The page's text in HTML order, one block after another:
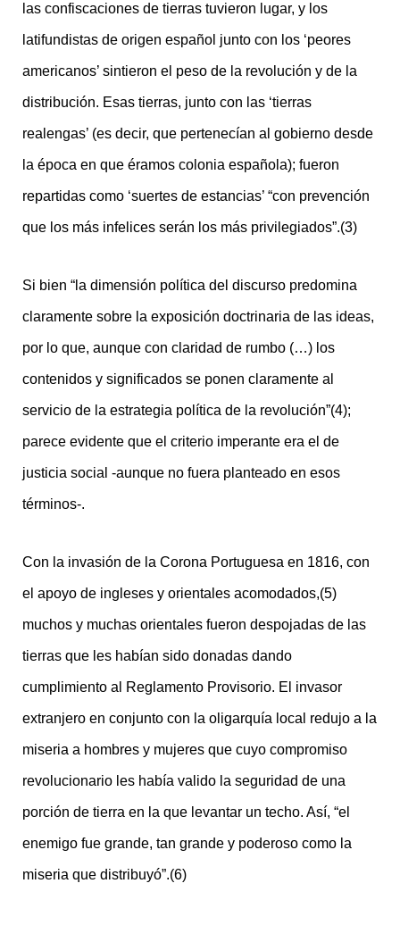
las confiscaciones de tierras tuvieron lugar, y los
latifundistas de origen español junto con los ‘peores
americanos’ sintieron el peso de la revolución y de la
distribución. Esas tierras, junto con las ‘tierras
realengas’ (es decir, que pertenecían al gobierno desde
la época en que éramos colonia española); fueron
repartidas como ‘suertes de estancias’ “con prevención
que los más infelices serán los más privilegiados”.(3)
Si bien “la dimensión política del discurso predomina
claramente sobre la exposición doctrinaria de las ideas,
por lo que, aunque con claridad de rumbo (…) los
contenidos y significados se ponen claramente al
servicio de la estrategia política de la revolución”(4);
parece evidente que el criterio imperante era el de
justicia social -aunque no fuera planteado en esos
términos-.
Con la invasión de la Corona Portuguesa en 1816, con
el apoyo de ingleses y orientales acomodados,(5)
muchos y muchas orientales fueron despojadas de las
tierras que les habían sido donadas dando
cumplimiento al Reglamento Provisorio. El invasor
extranjero en conjunto con la oligarquía local redujo a la
miseria a hombres y mujeres que cuyo compromiso
revolucionario les había valido la seguridad de una
porción de tierra en la que levantar un techo. Así, “el
enemigo fue grande, tan grande y poderoso como la
miseria que distribuyó”.(6)